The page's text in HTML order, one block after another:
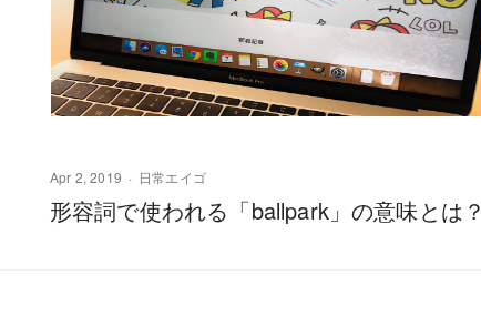
Apr 2, 2019 日常エイゴ
形容詞で使われる「ballpark」の意味とは？